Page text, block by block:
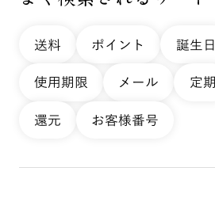
送料 ポイント 誕生日
使用期限 メール 定期
還元 お客様番号